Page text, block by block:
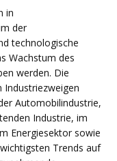
in
der
technologische
Wachstum des
werden. Die
Industriezweigen
Automobilindustrie,
Industrie, im
Energiesektor sowie
Trends auf